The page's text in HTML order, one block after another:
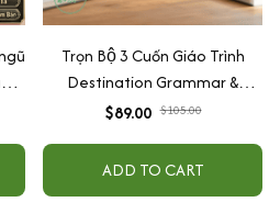
Trọn Bộ 3 Cuốn Giáo Trình
Destination Grammar &
Vocabulary B1, B2 và C1&C2 (
$89.00 $105.00
ADD TO CART